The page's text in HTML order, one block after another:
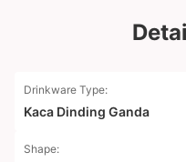
Drinkware Type:
Kaca Dinding Ganda
Shape: